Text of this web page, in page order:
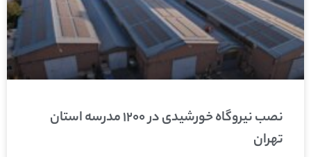
نصب نیروگاه خورشیدی در ۱۲۰۰ مدرسه استان
تهران